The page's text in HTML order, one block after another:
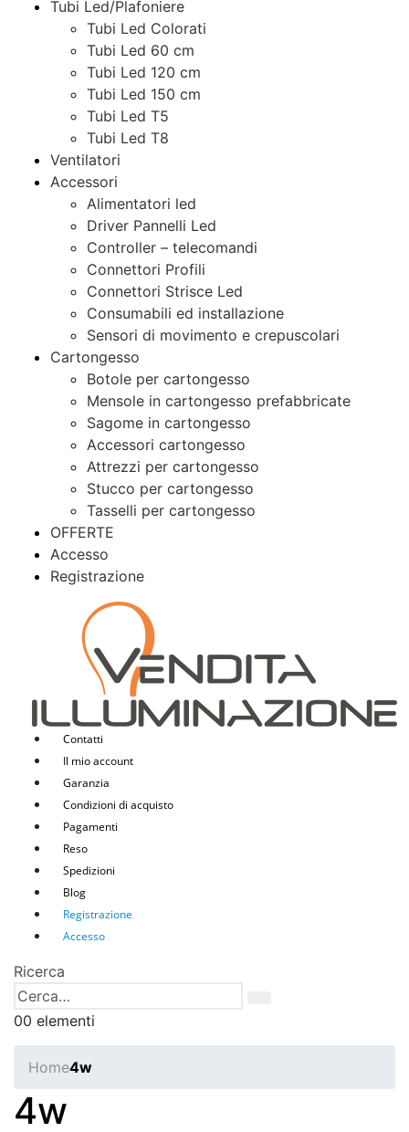
Tubi Led/Plafoniere
Tubi Led Colorati
Tubi Led 60 cm
Tubi Led 120 cm
Tubi Led 150 cm
Tubi Led T5
Tubi Led T8
Ventilatori
Accessori
Alimentatori led
Driver Pannelli Led
Controller – telecomandi
Connettori Profili
Connettori Strisce Led
Consumabili ed installazione
Sensori di movimento e crepuscolari
Cartongesso
Botole per cartongesso
Mensole in cartongesso prefabbricate
Sagome in cartongesso
Accessori cartongesso
Attrezzi per cartongesso
Stucco per cartongesso
Tasselli per cartongesso
OFFERTE
Accesso
Registrazione
Contatti
Il mio account
Garanzia
Condizioni di acquisto
Pagamenti
Reso
Spedizioni
Blog
Registrazione
Accesso
Ricerca
00 elementi
Home4w
4w